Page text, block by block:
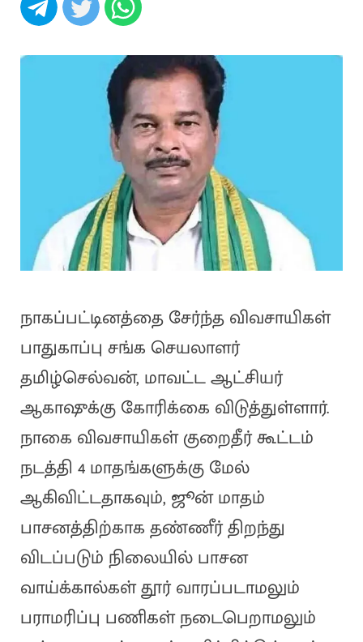
நாகப்பட்டினத்தை சேர்ந்த விவசாயிகள்
பாதுகாப்பு சங்க செயலாளர்
தமிழ்செல்வன், மாவட்ட ஆட்சியர்
ஆகாஷுக்கு கோரிக்கை விடுத்துள்ளார்.
நாகை விவசாயிகள் குறைதீர் கூட்டம்
நடத்தி 4 மாதங்களுக்கு மேல்
ஆகிவிட்டதாகவும், ஜூன் மாதம்
பாசனத்திற்காக தண்ணீர் திறந்து
விடப்படும் நிலையில் பாசன
வாய்க்கால்கள் தூர் வாரப்படாமலும்
பராமரிப்பு பணிகள் நடைபெறாமலும்